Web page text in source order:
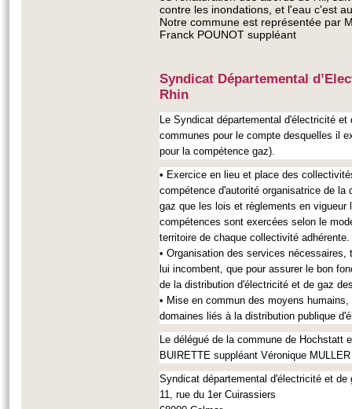
contre les inondations, et l'eau c'est
Notre commune est représentée par
Franck POUNOT suppléant
Syndicat Départemental
Rhin
Le Syndicat départemental d'électricité et
communes pour le compte desquelles il
pour la compétence gaz).
• Exercice en lieu et place des
compétence d'autorité organisatrice de la
gaz que les lois et règlements en vigueur
compétences sont exercées selon le
territoire de chaque collectivité adhérente.
• Organisation des services
lui incombent, que pour assurer le bon
de la distribution d'électricité et de gaz
• Mise en commun des moyens
domaines liés à la distribution publique
Le délégué de la commune de Hochstatt
BUIRETTE suppléant Véronique MULLER
Syndicat départemental d'électricité et de
11, rue du 1er Cuirassiers